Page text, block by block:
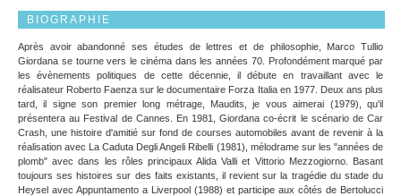
BIOGRAPHIE
Après avoir abandonné ses études de lettres et de philosophie, Marco Tullio
Giordana se tourne vers le cinéma dans les années 70. Profondément marqué par
les évènements politiques de cette décennie, il débute en travaillant avec le
réalisateur Roberto Faenza sur le documentaire Forza Italia en 1977. Deux ans plus
tard, il signe son premier long métrage, Maudits, je vous aimerai (1979), qu'il
présentera au Festival de Cannes. En 1981, Giordana co-écrit le scénario de Car
Crash, une histoire d'amitié sur fond de courses automobiles avant de revenir à la
réalisation avec La Caduta Degli Angeli Ribelli (1981), mélodrame sur les "années de
plomb" avec dans les rôles principaux Alida Valli et Vittorio Mezzogiorno. Basant
toujours ses histoires sur des faits existants, il revient sur la tragédie du stade du
Heysel avec Appuntamento a Liverpool (1988) et participe aux côtés de Bertolucci